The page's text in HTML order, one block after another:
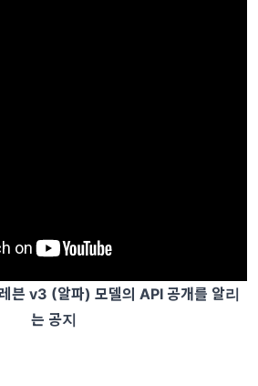
븐 v3 (알파) 모델의 API 공개를 알리
는 공지